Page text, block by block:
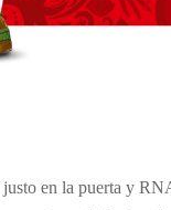
en la puerta y